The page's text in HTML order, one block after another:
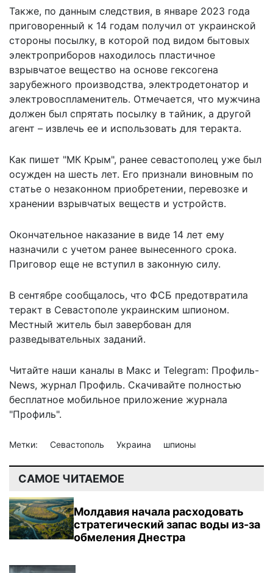
Также, по данным следствия, в январе 2023 года
приговоренный к 14 годам получил от украинской
стороны посылку, в которой под видом бытовых
электроприборов находилось пластичное
взрывчатое вещество на основе гексогена
зарубежного производства, электродетонатор и
электровоспламенитель. Отмечается, что мужчина
должен был спрятать посылку в тайник, а другой
агент – извлечь ее и использовать для теракта.
Как пишет "МК Крым", ранее севастополец уже был
осужден на шесть лет. Его признали виновным по
статье о незаконном приобретении, перевозке и
хранении взрывчатых веществ и устройств.
Окончательное наказание в виде 14 лет ему
назначили с учетом ранее вынесенного срока.
Приговор еще не вступил в законную силу.
В сентябре сообщалось, что ФСБ предотвратила
теракт в Севастополе украинским шпионом.
Местный житель был завербован для
разведывательных заданий.
Читайте наши каналы в Макс и Telegram: Профиль-
News, журнал Профиль. Скачивайте полностью
бесплатное мобильное приложение журнала
"Профиль".
Метки: Севастополь Украина шпионы
САМОЕ ЧИТАЕМОЕ
Молдавия начала расходовать
стратегический запас воды из-за
обмеления Днестра